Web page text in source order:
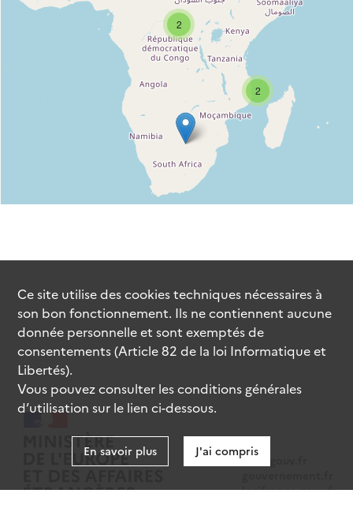
2
2
data.gouv.fr
legifrance.gouv.fr
Ce site utilise descookiestechniques nécessaires à
son bon fonctionnement. Ils ne contiennent aucune
donnée personnelle et sont exemptés de
consentements (Article 82 de la loi Informatique et
Libertés).
Vous pouvez consulter les conditions générales
d’utilisation sur le lien ci-dessous.
En savoir plus J'ai compris